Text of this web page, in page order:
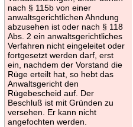
nach § 115b von einer
anwaltsgerichtlichen Ahndung
abzusehen ist oder nach § 118
Abs. 2 ein anwaltsgerichtliches
Verfahren nicht eingeleitet oder
fortgesetzt werden darf, erst
ein, nachdem der Vorstand die
Rüge erteilt hat, so hebt das
Anwaltsgericht den
Rügebescheid auf. Der
Beschluß ist mit Gründen zu
versehen. Er kann nicht
angefochten werden.